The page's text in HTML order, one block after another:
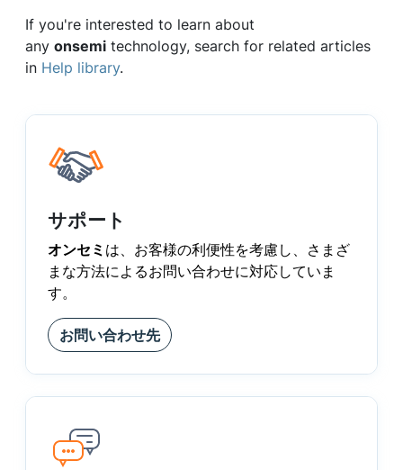
If you're interested to learn about
any onsemi technology, search for related articles
in Help library.
サポート
オンセミ は、お客様の利便性を考慮し、さまざ
まな方法によるお問い合わせに対応していま
す。
お問い合わせ先